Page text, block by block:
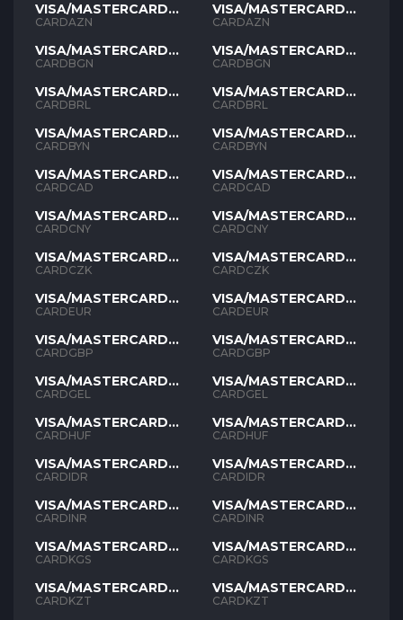
VISA/MASTERCARD
AZN
CARDAZN
VISA/MASTERCARD
BGN
CARDBGN
VISA/MASTERCARD
BRL
CARDBRL
VISA/MASTERCARD
BYN
CARDBYN
VISA/MASTERCARD
CAD
CARDCAD
VISA/MASTERCARD
CNY
CARDCNY
VISA/MASTERCARD
CZK
CARDCZK
VISA/MASTERCARD
EUR
CARDEUR
VISA/MASTERCARD
GBP
CARDGBP
VISA/MASTERCARD
GEL
CARDGEL
VISA/MASTERCARD
HUF
CARDHUF
VISA/MASTERCARD
IDR
CARDIDR
VISA/MASTERCARD
INR
CARDINR
VISA/MASTERCARD
KGS
CARDKGS
VISA/MASTERCARD
KZT
CARDKZT
VISA/MASTERCARD
AZN
CARDAZN
VISA/MASTERCARD
BGN
CARDBGN
VISA/MASTERCARD
BRL
CARDBRL
VISA/MASTERCARD
BYN
CARDBYN
VISA/MASTERCARD
CAD
CARDCAD
VISA/MASTERCARD
CNY
CARDCNY
VISA/MASTERCARD
CZK
CARDCZK
VISA/MASTERCARD
EUR
CARDEUR
VISA/MASTERCARD
GBP
CARDGBP
VISA/MASTERCARD
GEL
CARDGEL
VISA/MASTERCARD
HUF
CARDHUF
VISA/MASTERCARD
IDR
CARDIDR
VISA/MASTERCARD
INR
CARDINR
VISA/MASTERCARD
KGS
CARDKGS
VISA/MASTERCARD
KZT
CARDKZT